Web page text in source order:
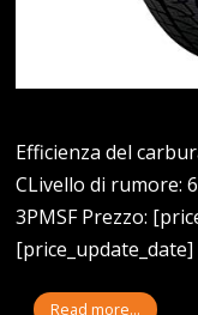
Efficienza del
CLivello di rumore:
3PMSF Prezzo:
Read more...